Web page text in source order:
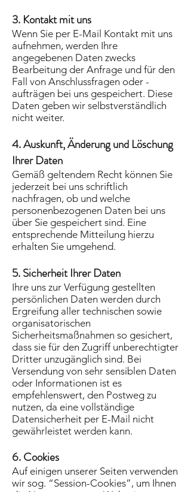
3. Kontakt mit uns
Wenn Sie per E-Mail Kontakt mit uns
aufnehmen, werden Ihre
angegebenen Daten zwecks
Bearbeitung der Anfrage und für den
Fall von Anschlussfragen oder -
aufträgen bei uns gespeichert. Diese
Daten geben wir selbstverständlich
nicht weiter.
4. Auskunft, Änderung und Löschung
Ihrer Daten
Gemäß geltendem Recht können Sie
jederzeit bei uns schriftlich
nachfragen, ob und welche
personenbezogenen Daten bei uns
über Sie gespeichert sind. Eine
entsprechende Mitteilung hierzu
erhalten Sie umgehend.
5. Sicherheit Ihrer Daten
Ihre uns zur Verfügung gestellten
persönlichen Daten werden durch
Ergreifung aller technischen sowie
organisatorischen
Sicherheitsmaßnahmen so gesichert,
dass sie für den Zugriff unberechtigter
Dritter unzugänglich sind. Bei
Versendung von sehr sensiblen Daten
oder Informationen ist es
empfehlenswert, den Postweg zu
nutzen, da eine vollständige
Datensicherheit per E-Mail nicht
gewährleistet werden kann.
6. Cookies
Auf einigen unserer Seiten verwenden
wir sog. “Session-Cookies”, um Ihnen